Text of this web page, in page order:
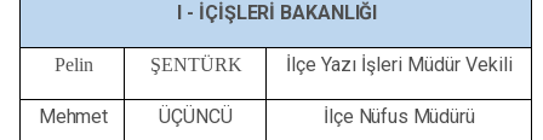
I - İÇİŞLERİ BAKANLIĞI
Pelin ŞENTÜRK İlçe Yazı İşleri Müdür Vekili
Mehmet ÜÇÜNCÜ İlçe Nüfus Müdürü